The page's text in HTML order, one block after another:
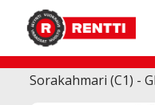
PALMS-
Sorakahmari (C1) -